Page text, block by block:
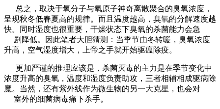
总之，取决于氧分子与氧原子神奇离散聚合的臭氧浓度，
呈现秋冬低春夏高的规律。而且温度越高，臭氧的分解速度越
快。同时湿度也很重要，干燥状态下臭氧的杀菌能力会急
剧降低。因此笔者大胆猜测：当季节由冬转暖，臭氧浓度
升高，空气湿度增大，上帝之手就开始驱瘟除疫。
更加严谨的推理应该是，杀菌灭毒的主力是在季节变化中
浓度升高的臭氧，温度和湿度负责助攻，三者相辅相成驱病除
魔。当然，还有紫外线作为微生物的另一大克星，也会对
室外的细菌病毒痛下杀手。